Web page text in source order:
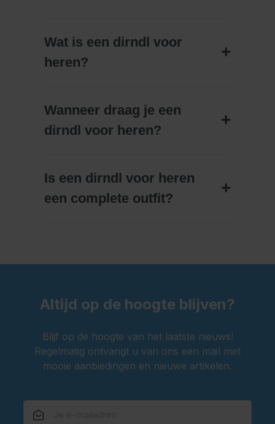
Wat is een dirndl voor
heren?
Wanneer draag je een
dirndl voor heren?
Is een dirndl voor heren
een complete outfit?
Altijd op de hoogte blijven?
Blijf op de hoogte van het laatste nieuws!
Regelmatig ontvangt u van ons een mail met
mooie aanbiedingen en nieuwe artikelen.